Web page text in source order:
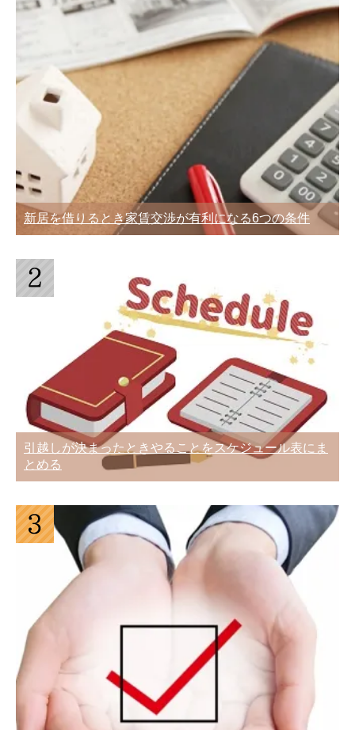
メリットとデメリット
助けて！引越しまで時間がないときの荷
造りテクニック10
夜間の引っ越しもできますが昼間以上に
注意が必要です
訪問による引越し見積もりは必要なの？
したほうが良い理由は？
複数業者の引越し見積もり書から3つの
ことを比較する選び方
面倒な荷造りを上手に引越し業者に依頼
して準備を進める人が3割
アート・ハート・サカイ・アーク・アリ
さん5社の引越業者評判比較
一人暮らしの引越しの荷物量はどのくら
い？部屋の広さとダンボール数
家族で引越しするときの費用相場を繁忙
期と通常期で比較
敗しないための見分け方
引越しの時の不用品・粗大ごみ処分の7
つの方法
夜間の引っ越しもできますが昼間以上に
注意が必要です
引越業者を選ぶときに知っておきたい10
のポイント
引越見積書の実費や付帯サービス費用の
荷物が少ない単身引っ越しは宅急便や郵
パックが安くておすすめ
突然の転勤！急いで引っ越しをするとき
に知っておくべき4つのこと
引越しが決まったときの退去手続きと連
絡の3ポイント
引越し費用を安くするために工夫できる
5つのポイント
引越し時の家電購入費と購入した家電は
引越し業者を選ぶときの6つのポイント
とコツで失敗を防ぐ
新居を借りるとき家賃交渉が有利になる6つの条件
引越しが決まったときやることをスケジュール表にま
とめる